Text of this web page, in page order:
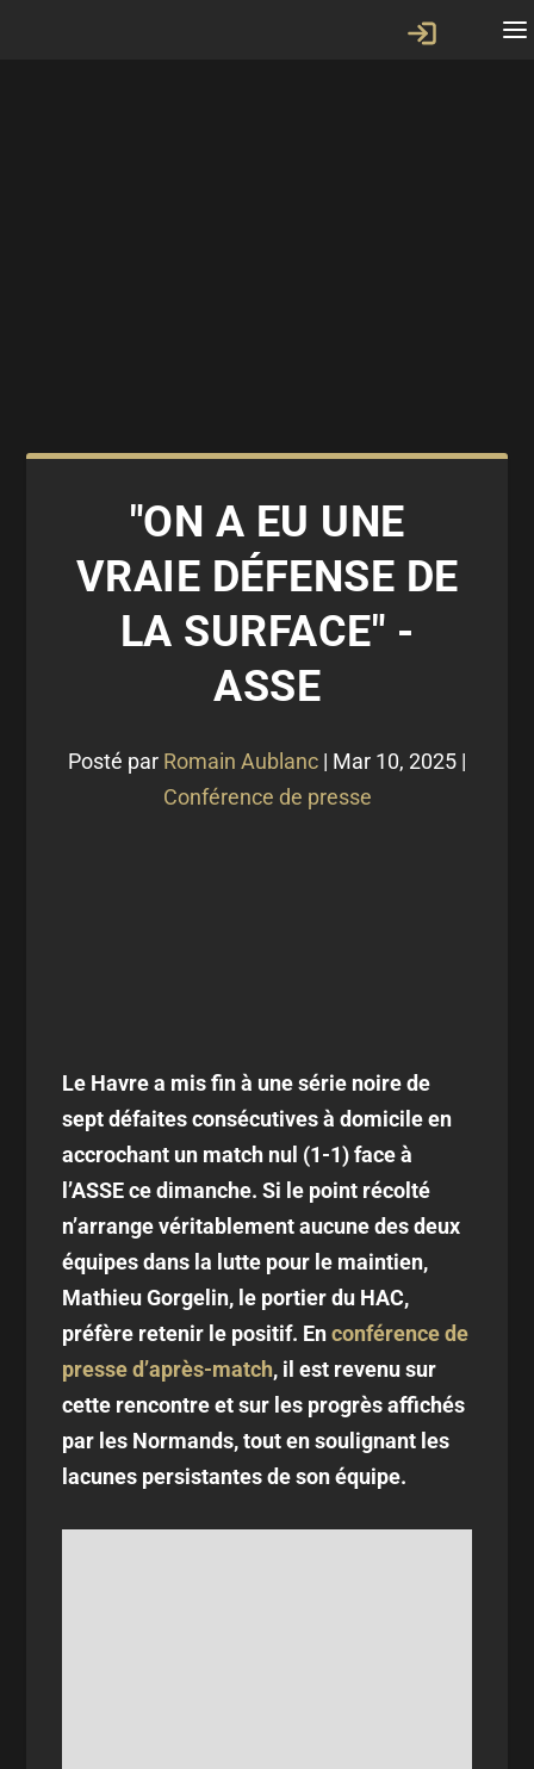
"ON A EU UNE
VRAIE DÉFENSE DE
LA SURFACE" -
ASSE
Posté par Romain Aublanc | Mar 10, 2025 |
Conférence de presse
Le Havre a mis fin à une série noire de
sept défaites consécutives à domicile en
accrochant un match nul (1-1) face à
l’ASSE ce dimanche. Si le point récolté
n’arrange véritablement aucune des deux
équipes dans la lutte pour le maintien,
Mathieu Gorgelin, le portier du HAC,
préfère retenir le positif. Enconférence de
presse d’après-match, il est revenu sur
cette rencontre et sur les progrès affichés
par les Normands, tout en soulignant les
lacunes persistantes de son équipe.